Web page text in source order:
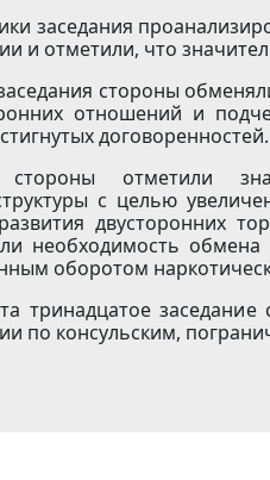
заседания
и отметили, что
стороны
отношений и
договоренностей.
стороны отметили
с целью
двусторонних
необходимость
оборотом
тринадцатое
по консульским,